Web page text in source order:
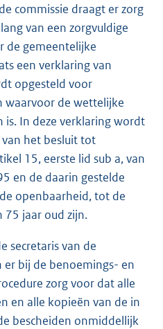
commissie draagt er zorg
van een zorgvuldige
de gemeentelijke
een verklaring van
opgesteld voor
waarvoor de wettelijke
is. In deze verklaring wordt
het besluit tot
15, eerste lid sub a, van
en de daarin gestelde
openbaarheid, tot de
75 jaar oud zijn.
secretaris van de
er bij de benoemings- en
zorg voor dat alle
en alle kopieën van de in
bescheiden onmiddellijk